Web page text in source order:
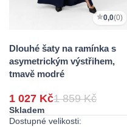
0,0(0)
Dlouhé šaty na ramínka s
asymetrickým výstřihem,
tmavě modré
1 027 Kč1 859 Kč
Skladem
Dostupné velikosti: